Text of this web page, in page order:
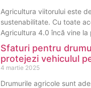
Agricultura viitorului este
sustenabilitate. Cu toate
Agricultura 4.0 încă vine la
Sfaturi pentru
protejezi vehiculul
4 martie 2025
Drumurile agricole sunt